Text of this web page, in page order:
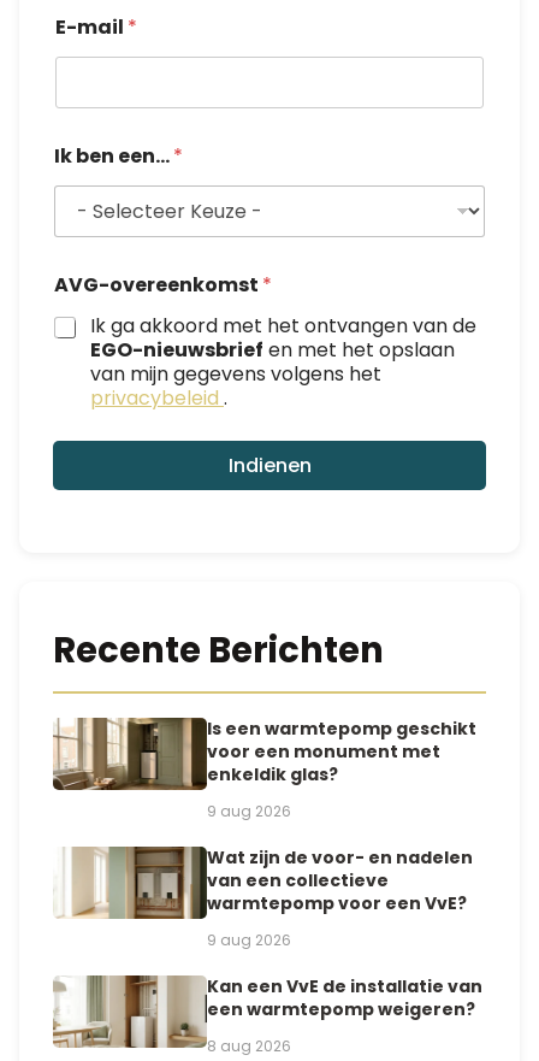
*
E
i
l
E-mail *
Ik ben een...*
AVG-overeenkomst *
Ik ga akkoord met het ontvangen van de
EGO-nieuwsbrief en met het opslaan
van mijn gegevens volgens het
privacybeleid .
Indienen
Recente Berichten
Is een warmtepomp geschikt
voor een monument met
enkeldik glas?
9 aug 2026
Wat zijn de voor- en nadelen
van een collectieve
warmtepomp voor een VvE?
9 aug 2026
Kan een VvE de installatie van
een warmtepomp weigeren?
8 aug 2026